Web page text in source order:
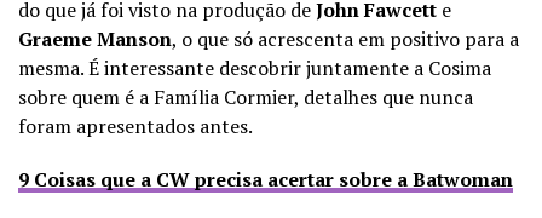
do que já foi visto na produção deJohn Fawcett e
Graeme Manson, o que só acrescenta em positivo para a
mesma. É interessante descobrir juntamente a Cosima
sobre quem é a Família Cormier, detalhes que nunca
foram apresentados antes.
9 Coisas que a CW precisa acertar sobre a Batwoman